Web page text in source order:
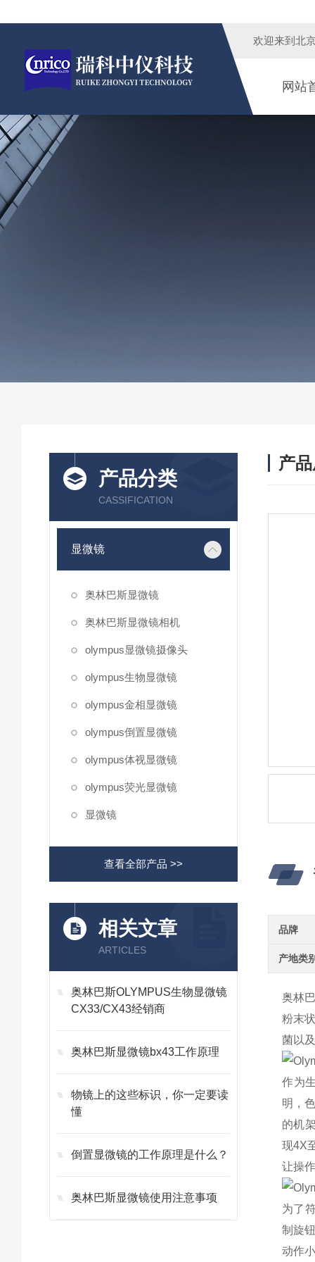
欢迎来到 北
网站
产品分类
CASSIFICATION
显微镜
奥林巴斯显微镜
奥林巴斯显微镜相机
olympus显微镜摄像头
olympus生物显微镜
olympus金相显微镜
olympus倒置显微镜
olympus体视显微镜
olympus荧光显微镜
显微镜
查看全部产品 >>
相关文章
ARTICLES
奥林巴斯OLYMPUS生物显微镜
CX33/CX43经销商
奥林巴斯显微镜bx43工作原理
物镜上的这些标识，你一定要读
懂
倒置显微镜的工作原理是什么？
奥林巴斯显微镜使用注意事项
产
品牌
产地类
奥林
粉末
菌以
作为
明，
的机
现4X
让操
为了
制旋
动作